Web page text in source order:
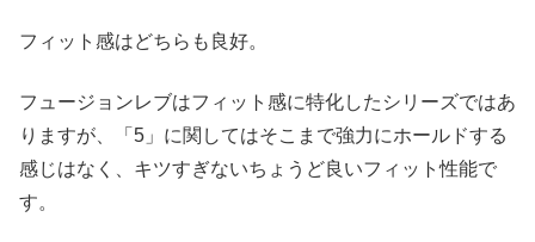
フィット感はどちらも良好。
フュージョンレブはフィット感に特化したシリーズではあ
りますが、「5」に関してはそこまで強力にホールドする
感じはなく、キツすぎないちょうど良いフィット性能で
す。